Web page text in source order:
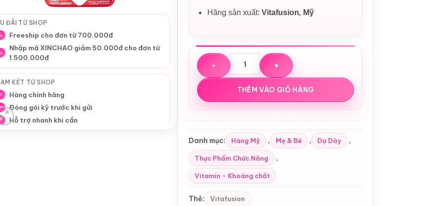
ĐÃI TỪ SHOP
Freeship cho đơn từ 700.000đ
Nhập mã XINCHAO giảm 50.000đ cho đơn từ
1.500.000đ
KẾT TỪ SHOP
Hàng chính hãng
Đóng gói kỹ trước khi gửi
Hỗ trợ nhanh khi cần
Hãng sản xuất: Vitafusion, Mỹ
Kẹo dẻo bổ sung chất xơ Vitafusion Fiber Well Sugar Free
THÊM VÀO GIỎ HÀNG
Danh mục: Hàng Mỹ , Mẹ & Bé , Dạ Dày ,
Thực Phẩm Chức Năng ,
Vitamin - Khoáng chất
Thẻ: Vitafusion